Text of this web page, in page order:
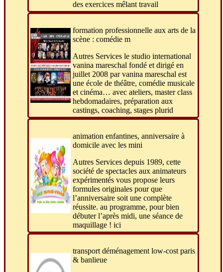
des exercices mêlant travail
formation professionnelle aux arts de la
scène : comédie m
Autres Services le studio international
vanina mareschal fondé et dirigé en
juillet 2008 par vanina mareschal est
une école de théâtre, comédie musicale
et cinéma… avec ateliers, master class
hebdomadaires, préparation aux
castings, coaching, stages plurid
animation enfantines, anniversaire à
domicile avec les mini
Autres Services depuis 1989, cette
société de spectacles aux animateurs
expérimentés vous propose leurs
formules originales pour que
l’anniversaire soit une complète
réussite. au programme, pour bien
débuter l’après midi, une séance de
maquillage ! ici
transport déménagement low-cost paris
& banlieue